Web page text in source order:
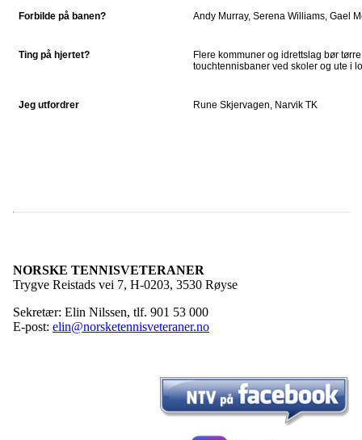
Forbilde på banen? Andy Murray, Serena Williams, Gael
Ting på hjertet?
Flere kommuner og idrettslag bør
touchtennisbaner ved skoler og ute
Jeg utfordrer Rune Skjervagen, Narvik TK
NORSKE TENNISVETERANER
Trygve Reistads vei 7, H-0203, 3530 Røyse
Sekretær: Elin Nilssen, tlf. 901 53 000
E-post: elin@norsketennisveteraner.no